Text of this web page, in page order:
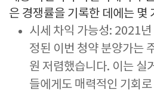
은 경쟁률을 기록한 데에는 몇
시세 차익 가능성: 2021
정된 이번 청약 분양가는
원 저렴했습니다. 이는 실
들에게도 매력적인 기회